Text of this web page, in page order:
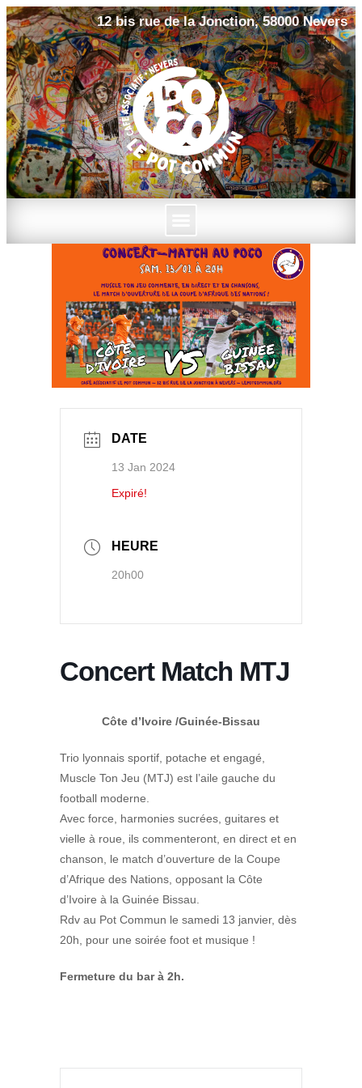
12 bis rue de la Jonction, 58000 Nevers
DATE
13 Jan 2024
Expiré!
HEURE
20h00
Concert Match MTJ
Côte d’Ivoire /Guinée-Bissau
Trio lyonnais sportif, potache et engagé,
Muscle Ton Jeu (MTJ) est l’aile gauche du
football moderne.
Avec force, harmonies sucrées, guitares et
vielle à roue, ils commenteront, en direct et en
chanson, le match d’ouverture de la Coupe
d’Afrique des Nations, opposant la Côte
d’Ivoire à la Guinée Bissau.
Rdv au Pot Commun le samedi 13 janvier, dès
20h, pour une soirée foot et musique !
Fermeture du bar à 2h.